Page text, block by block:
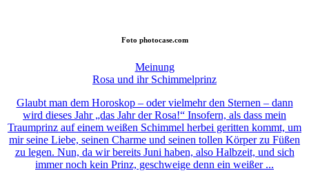
Foto photocase.com
Meinung
Rosa und ihr Schimmelprinz
Glaubt man dem Horoskop – oder vielmehr den Sternen – dann
wird dieses Jahr „das Jahr der Rosa!“ Insofern, als dass mein
Traumprinz auf einem weißen Schimmel herbei geritten kommt, um
mir seine Liebe, seinen Charme und seinen tollen Körper zu Füßen
zu legen. Nun, da wir bereits Juni haben, also Halbzeit, und sich
immer noch kein Prinz, geschweige denn ein weißer ...